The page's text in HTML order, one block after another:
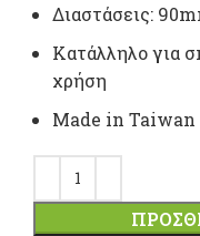
Διαστάσεις:
Κατάλληλο για
χρήση
Made in Taiwan